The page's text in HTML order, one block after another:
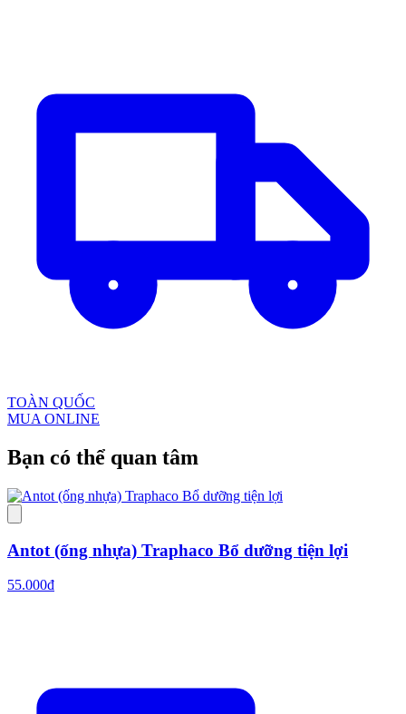
TOÀN QUỐC
MUA ONLINE
Bạn có thể quan tâm
Antot (ống nhựa) Traphaco Bổ dưỡng tiện lợi
55.000đ